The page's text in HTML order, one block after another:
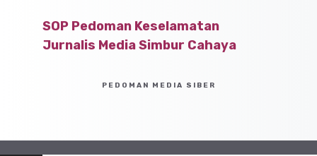
SOP Pedoman Keselamatan
Jurnalis Media Simbur Cahaya
PEDOMAN MEDIA SIBER